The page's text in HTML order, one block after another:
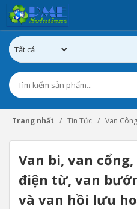
Trang nhất Tin Tức Van
Van bi, van
điện từ, van
và van hồi lưu